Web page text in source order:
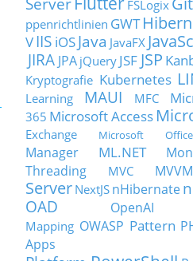
FSLogix
ppenrichtlinien GWT
VIIS iOSJava JavaFX
JIRA JPA jQuery JSF JSP
Kryptografie Kubernetes
Learning
MAUI MFC
365 Microsoft Access
Exchange
Microsoft Office
Manager
ML.NET
Threading
MVC MVVM
Server NextJS nHibernate
OAD
OpenAI
Mapping OWASP Pattern
Apps